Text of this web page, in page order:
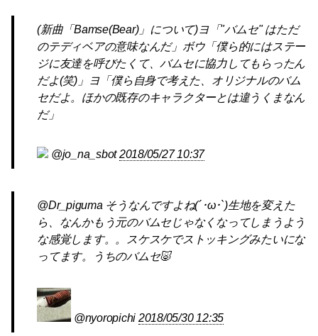
(新曲「Bamse(Bear)」について)ヨ「"バムセ" はただ
のテディベアの意味なんだ」ボウ「僕ら的にはステー
ジに友達を呼びたくて、バムセに協力してもらったん
だよ(笑)」ヨ「僕ら自身で考えた、オリジナルのバム
セだよ。ほかの既存のキャラクターとは違うくまなん
だ」
@jo_na_sbot2018/05/27 10:37
@Dr_piguma そうなんですよね(´･ω･`)生地を変えた
ら、なんかもう元のバムセじゃなくなってしまうよう
な感覚します。。スケスケでストッキングみたいにな
ってます。うちのバムセ🐷
@nyoropichi 2018/05/30 12:35